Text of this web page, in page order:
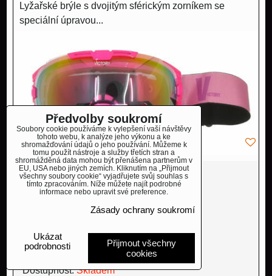
Lyžařské brýle s dvojitým sférickým zorníkem se
speciální úpravou...
NOVINKA
s DPH
1190 Kčs DPH Sleva 200 Kč
Dostupnost:Skladem
Předvolby soukromí
Soubory cookie používáme k vylepšení vaší návštěvy
tohoto webu, k analýze jeho výkonu a ke
shromažďování údajů o jeho používání. Můžeme k
tomu použít nástroje a služby třetích stran a
shromážděná data mohou být přenášena partnerům v
EU, USA nebo jiných zemích. Kliknutím na „Přijmout
všechny soubory cookie“ vyjadřujete svůj souhlas s
tímto zpracováním. Níže můžete najít podrobné
informace nebo upravit své preference.
Zásady ochrany soukromí
Ukázat
podrobnosti
Přijmout všechny
cookies